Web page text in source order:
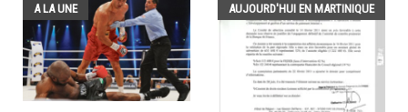
A LA UNE AUJOURD'HUI EN MARTINIQUE